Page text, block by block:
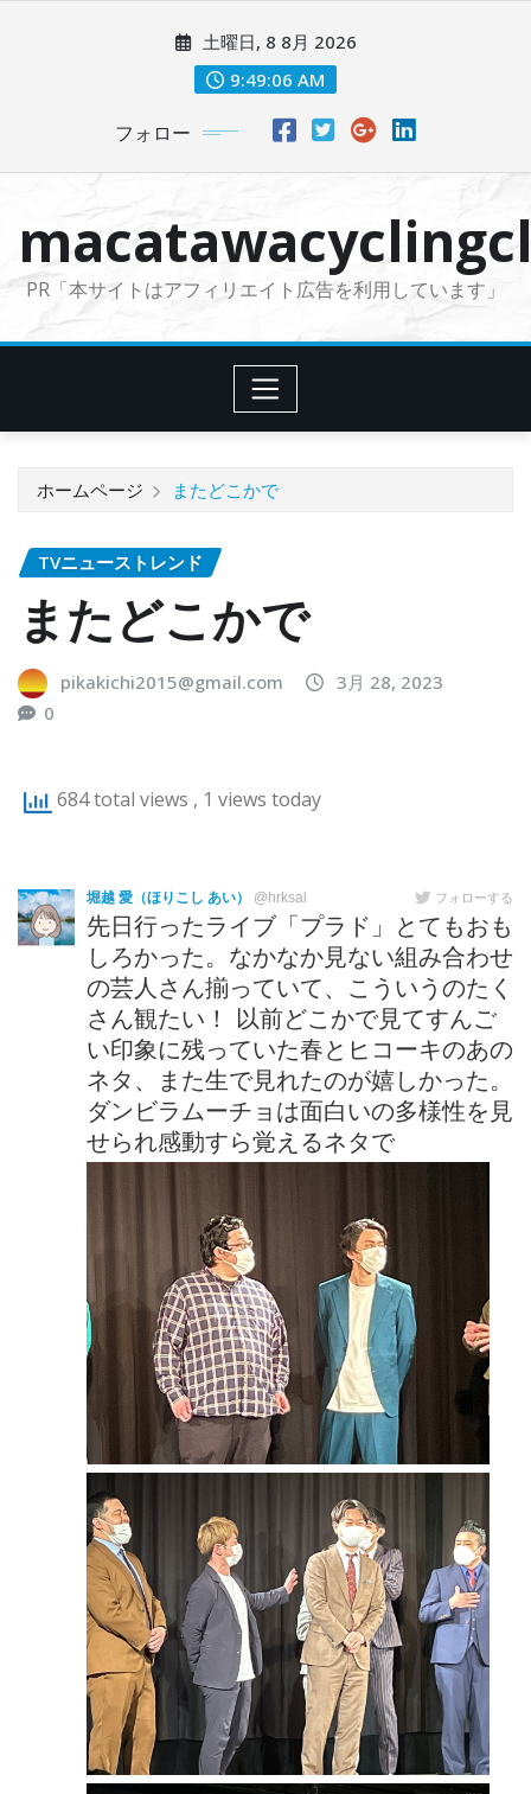
に
土曜日, 8 8月 2026
9:49:07 AM
フォロー
PR「本サイトはアフィリエイト広告を利用しています」
ホームページ またどこかで
TVニューストレンド
またどこかで
pikakichi2015@gmail.com
3月 28, 2023
0
684 total views , 1 views today
堀越 愛（ほりこし あい） @hrksai フォローする
先日行ったライブ「プラド」とてもおも
しろかった。なかなか見ない組み合わせ
の芸人さん揃っていて、こういうのたく
さん観たい！ 以前どこかで見てすんご
い印象に残っていた春とヒコーキのあの
ネタ、また生で見れたのが嬉しかった。
ダンビラムーチョは面白いの多様性を見
せられ感動すら覚えるネタで